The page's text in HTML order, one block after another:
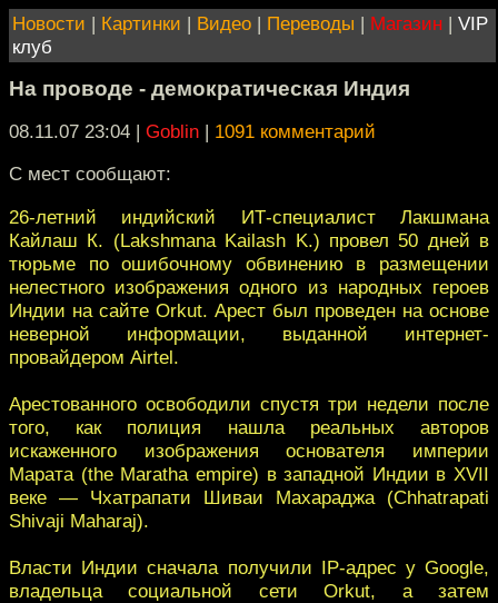
Новости | Картинки | Видео | Переводы | Магазин | VIP
клуб
На проводе - демократическая Индия
08.11.07 23:04 | Goblin | 1091 комментарий
С мест сообщают:
26-летний индийский ИТ-специалист Лакшмана
Кайлаш К. (Lakshmana Kailash K.) провел 50 дней в
тюрьме по ошибочному обвинению в размещении
нелестного изображения одного из народных героев
Индии на сайте Orkut. Арест был проведен на основе
неверной информации, выданной интернет-
провайдером Airtel.
Арестованного освободили спустя три недели после
того, как полиция нашла реальных авторов
искаженного изображения основателя империи
Марата (the Maratha empire) в западной Индии в XVII
веке — Чхатрапати Шиваи Махараджа (Chhatrapati
Shivaji Maharaj).
Власти Индии сначала получили IP-адрес у Google,
владельца социальной сети Orkut, а затем